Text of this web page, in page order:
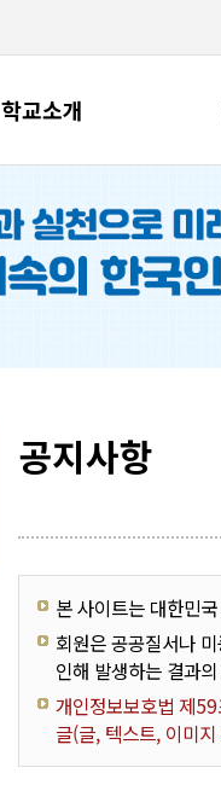
학교소개
공지사항
본 사이트는 대한민
회원은 공공질서나
인해 발생하는 결과
개인정보보호법 제
글(글, 텍스트, 이미